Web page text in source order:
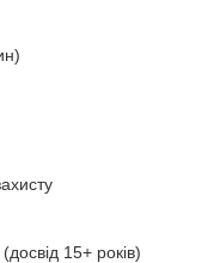
15+ років)